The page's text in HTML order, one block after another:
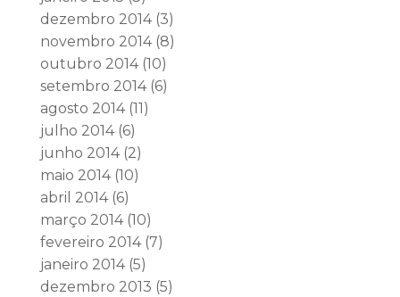
dezembro 2014(3)
novembro 2014(8)
outubro 2014(10)
setembro 2014(6)
agosto 2014(11)
julho 2014(6)
junho 2014(2)
maio 2014(10)
abril 2014(6)
março 2014(10)
fevereiro 2014(7)
janeiro 2014(5)
dezembro 2013 (5)